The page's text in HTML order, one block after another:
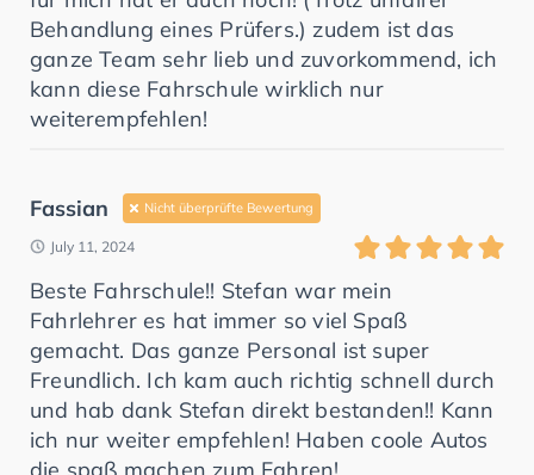
Behandlung eines Prüfers.) zudem ist das
ganze Team sehr lieb und zuvorkommend, ich
kann diese Fahrschule wirklich nur
weiterempfehlen!
Fassian Nicht überprüfte Bewertung
July 11, 2024
Beste Fahrschule!! Stefan war mein
Fahrlehrer es hat immer so viel Spaß
gemacht. Das ganze Personal ist super
Freundlich. Ich kam auch richtig schnell durch
und hab dank Stefan direkt bestanden!! Kann
ich nur weiter empfehlen! Haben coole Autos
die spaß machen zum Fahren!